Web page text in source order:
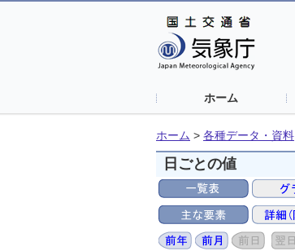
ホーム
ホーム > 各種データ・資料
日ごとの値